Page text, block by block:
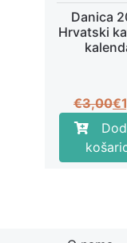
Danica
Hrvatski
€3,00
je:
€
je: